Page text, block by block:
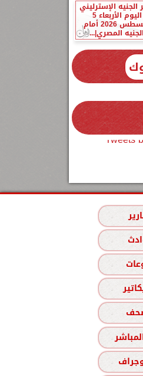
الإسترليني
اليوم الأربعاء 5
أغسطس 2026 أمام
الجنيه المصري|...
Tweets